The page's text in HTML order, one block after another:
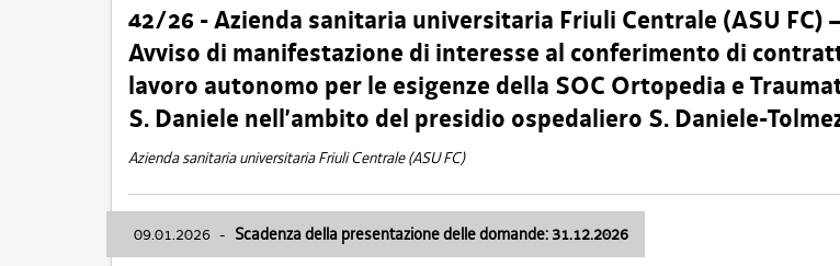
42/26 - Azienda sanitaria universitaria Friuli Centrale (ASU FC) –
Avviso di manifestazione di interesse al conferimento di
lavoro autonomo per le esigenze della SOC Ortopedia e
S. Daniele nell’ambito del presidio ospedaliero S. Daniele-
Azienda sanitaria universitaria Friuli Centrale (ASU FC)
09.01.2026 - Scadenza della presentazione delle domande: 31.12.2026